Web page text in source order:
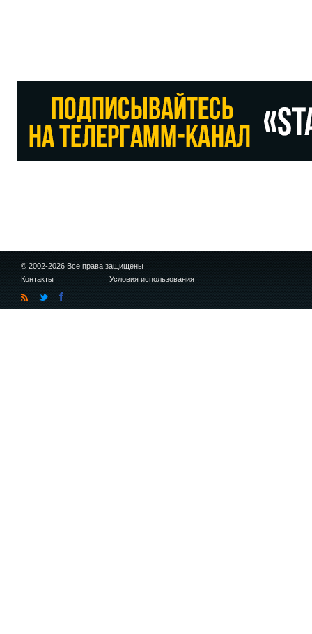
© 2002-2026 Все права защищены
Контакты
Условия использования